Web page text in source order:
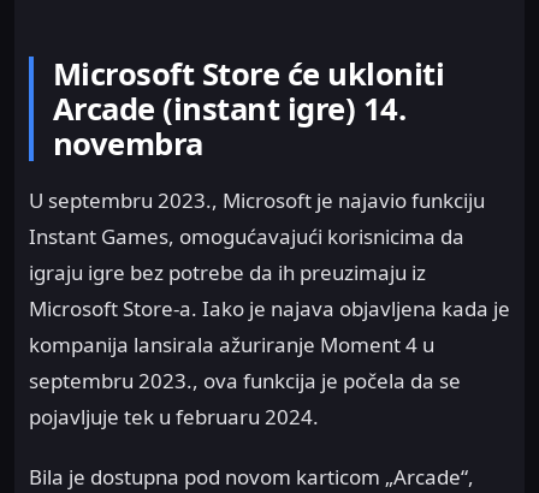
Microsoft Store će ukloniti
Arcade (instant igre) 14.
novembra
U septembru 2023., Microsoft je najavio funkciju
Instant Games, omogućavajući korisnicima da
igraju igre bez potrebe da ih preuzimaju iz
Microsoft Store-a. Iako je najava objavljena kada je
kompanija lansirala ažuriranje Moment 4 u
septembru 2023., ova funkcija je počela da se
pojavljuje tek u februaru 2024.
Bila je dostupna pod novom karticom „Arcade“,